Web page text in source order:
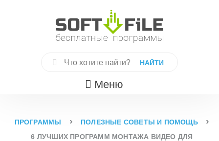
Найти:
Меню
ПРОГРАММЫ › ПОЛЕЗНЫЕ СОВЕТЫ И ПОМОЩЬ ›
6 ЛУЧШИХ ПРОГРАММ МОНТАЖА ВИДЕО ДЛЯ